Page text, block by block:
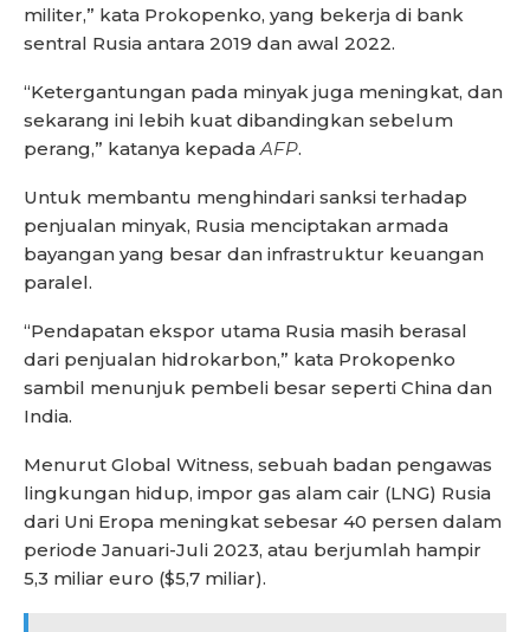
militer,” kata Prokopenko, yang bekerja di bank
sentral Rusia antara 2019 dan awal 2022.
“Ketergantungan pada minyak juga meningkat, dan
sekarang ini lebih kuat dibandingkan sebelum
perang,” katanya kepadaAFP.
Untuk membantu menghindari sanksi terhadap
penjualan minyak, Rusia menciptakan armada
bayangan yang besar dan infrastruktur keuangan
paralel.
“Pendapatan ekspor utama Rusia masih berasal
dari penjualan hidrokarbon,” kata Prokopenko
sambil menunjuk pembeli besar seperti China dan
India.
Menurut Global Witness, sebuah badan pengawas
lingkungan hidup, impor gas alam cair (LNG) Rusia
dari Uni Eropa meningkat sebesar 40 persen dalam
periode Januari-Juli 2023, atau berjumlah hampir
5,3 miliar euro ($5,7 miliar).